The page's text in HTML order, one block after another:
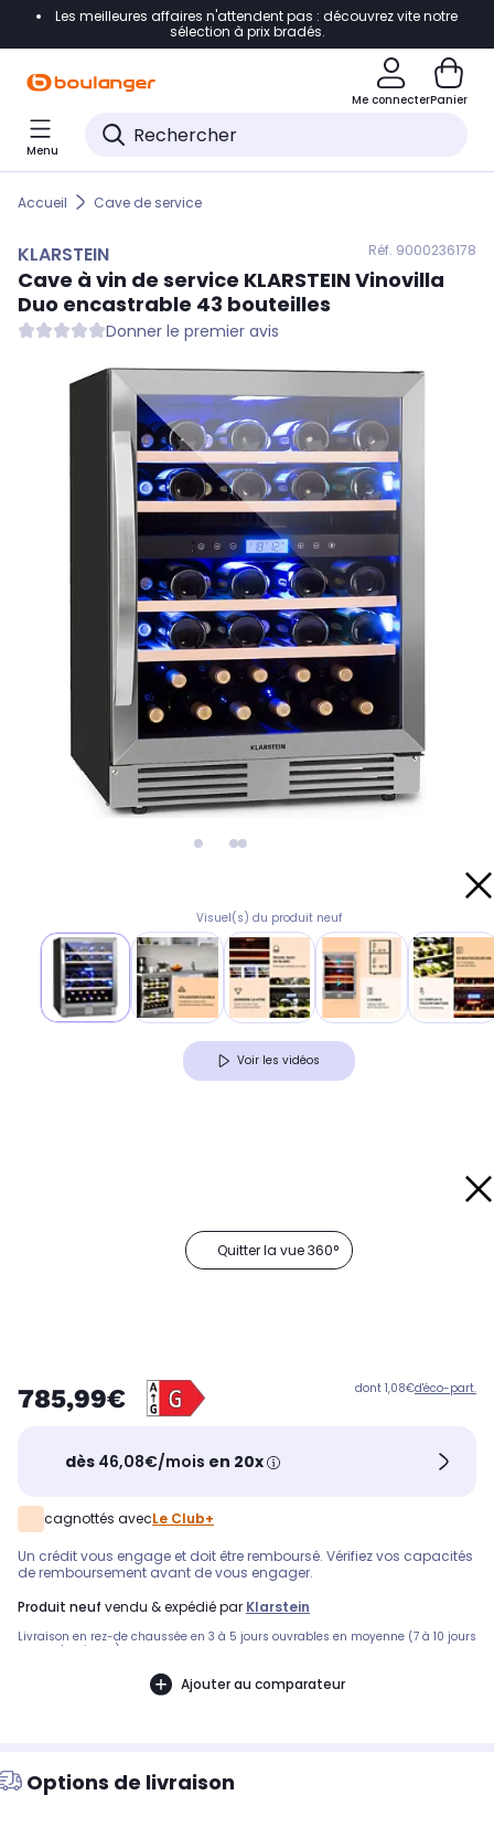
Accéder directement à la navigation
Accéder directement au pied de page
Accéder directement au chatbot
Les meilleures affaires n'attendent pas : découvrez vite notre
sélection à prix bradés.
Me connecterPanier
Menu
Accueil Cave de service
KLARSTEIN Réf. 9000236178
Cave à vin de service KLARSTEINVinovilla
Duo encastrable 43 bouteilles
Donner le premier avis
Visuel(s) du produit neuf
Voir les vidéos
Quitter la vue 360°
785,99€ dont 1,08€d'éco-part.
dès 46,08€/mois en 20x
cagnottés avecLe Club+
Un crédit vous engage et doit être remboursé. Vérifiez vos capacités
de remboursement avant de vous engager.
produit neuf vendu & expédié par Klarstein
Livraison en rez-de chaussée en 3 à 5 jours ouvrables en moyenne (7 à 10 jours
pour volumineux)
Ajouter au comparateur
Options de livraison